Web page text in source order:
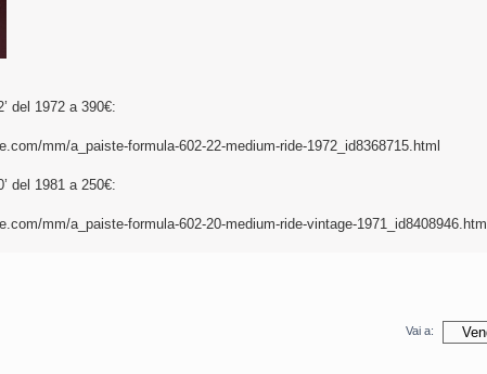
del 1972 a 390€:
mm/a_paiste-formula-602-22-medium-ride-1972_id8368715.html
del 1981 a 250€:
mm/a_paiste-formula-602-20-medium-ride-vintage-1971_id8408946.html
Vai a: